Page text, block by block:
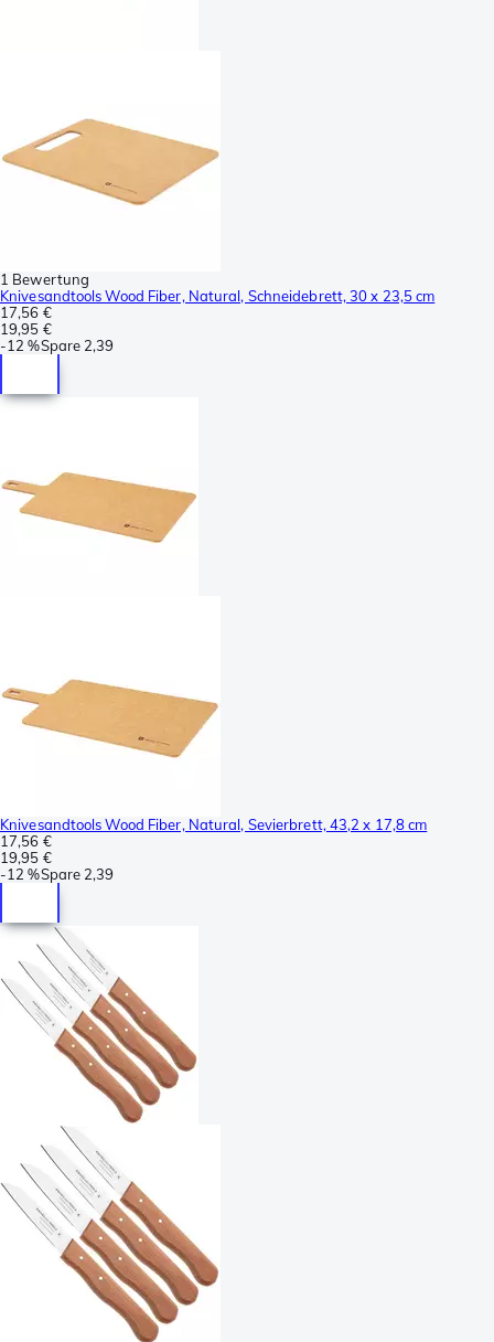
1 Bewertung
Knivesandtools Wood Fiber, Natural, Schneidebrett, 30 x 23,5 cm
17,56 €
19,95 €
-12 %Spare 2,39
Knivesandtools Wood Fiber, Natural, Sevierbrett, 43,2 x 17,8 cm
17,56 €
19,95 €
-12 %Spare 2,39